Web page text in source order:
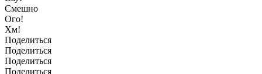
Смешно
Ого!
Хм!
Поделиться
Поделиться
Поделиться
Поделиться